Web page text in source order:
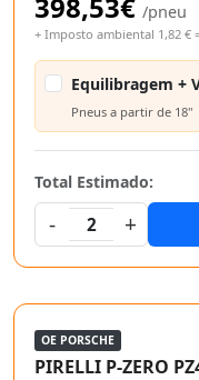
/pneu
+ Imposto ambiental 1,82 €
Equilibragem +
Pneus a partir de 18"
Total Estimado:
-
2 +
OE PORSCHE
PIRELLI P-ZERO